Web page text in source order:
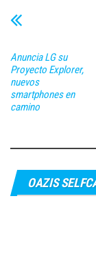
Anuncia LG su
Proyecto Explorer,
nuevos
smartphones en
camino
OAZIS